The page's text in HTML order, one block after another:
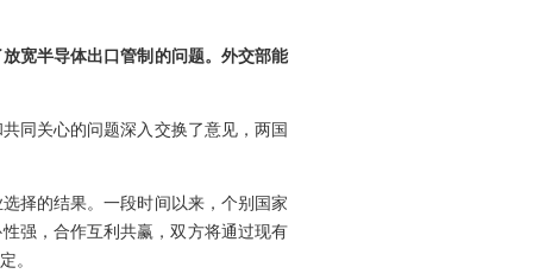
宽半导体出口管制的问题。外交部能
同关心的问题深入交换了意见，两国
择的结果。一段时间以来，个别国家
强，合作互利共赢，双方将通过现有
。